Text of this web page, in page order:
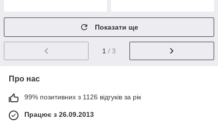
Показати ще
1 / 3
Про нас
99% позитивних з 1126 відгуків за рік
Працює з 26.09.2013